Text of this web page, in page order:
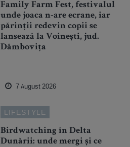
Family Farm Fest, festivalul
unde joaca n-are ecrane, iar
părinții redevin copii se
lansează la Voinești, jud.
Dâmbovița
7 August 2026
LIFESTYLE
Birdwatching în Delta
Dunării: unde mergi și ce